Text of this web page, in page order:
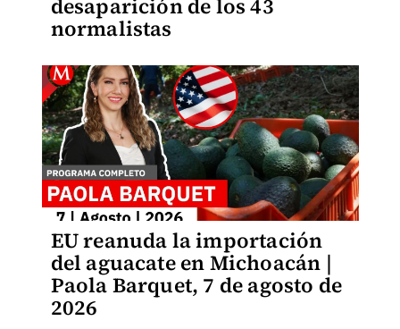
desaparición de los 43
normalistas
EU reanuda la importación
del aguacate en Michoacán |
Paola Barquet, 7 de agosto de
2026